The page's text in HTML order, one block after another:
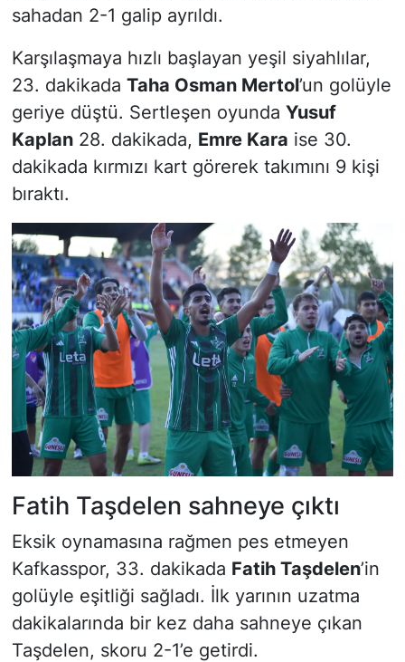
sahadan 2-1 galip ayrıldı.
Karşılaşmaya hızlı başlayan yeşil siyahlılar,
23. dakikada Taha Osman Mertol’un golüyle
geriye düştü. Sertleşen oyunda Yusuf
Kaplan28. dakikada, Emre Kara ise 30.
dakikada kırmızı kart görerek takımını 9 kişi
bıraktı.
Fatih Taşdelen sahneye çıktı
Eksik oynamasına rağmen pes etmeyen
Kafkasspor, 33. dakikada Fatih Taşdelen’in
golüyle eşitliği sağladı. İlk yarının uzatma
dakikalarında bir kez daha sahneye çıkan
Taşdelen, skoru 2-1’e getirdi.